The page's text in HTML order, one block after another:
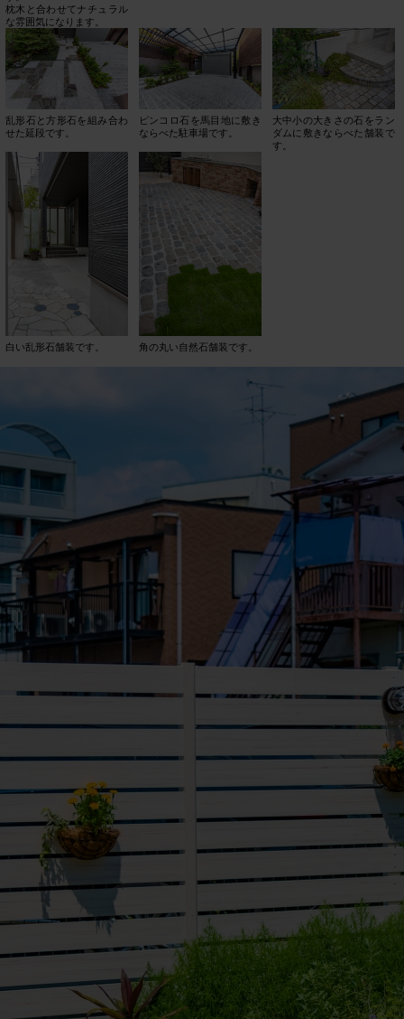
枕木と合わせてナチュラル
な雰囲気になります。
乱形石と方形石を組み合わ
せた延段です。
ピンコロ石を馬目地に敷き
ならべた駐車場です。
大中小の大きさの石をラン
ダムに敷きならべた舗装で
す。
白い乱形石舗装です。 角の丸い自然石舗装です。